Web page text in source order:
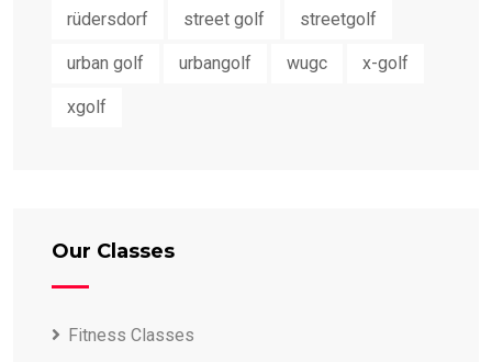
rüdersdorf street golf streetgolf
urban golf urbangolf wugc x-golf
xgolf
Our Classes
Fitness Classes